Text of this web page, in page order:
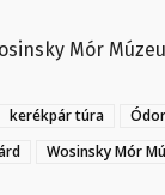
Mór
kerékpár túra
Wosinsky Mór